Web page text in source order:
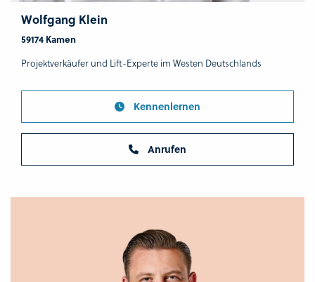
Wolfgang Klein
59174 Kamen
Projektverkäufer und Lift-Experte im Westen Deutschlands
Kennenlernen
Anrufen